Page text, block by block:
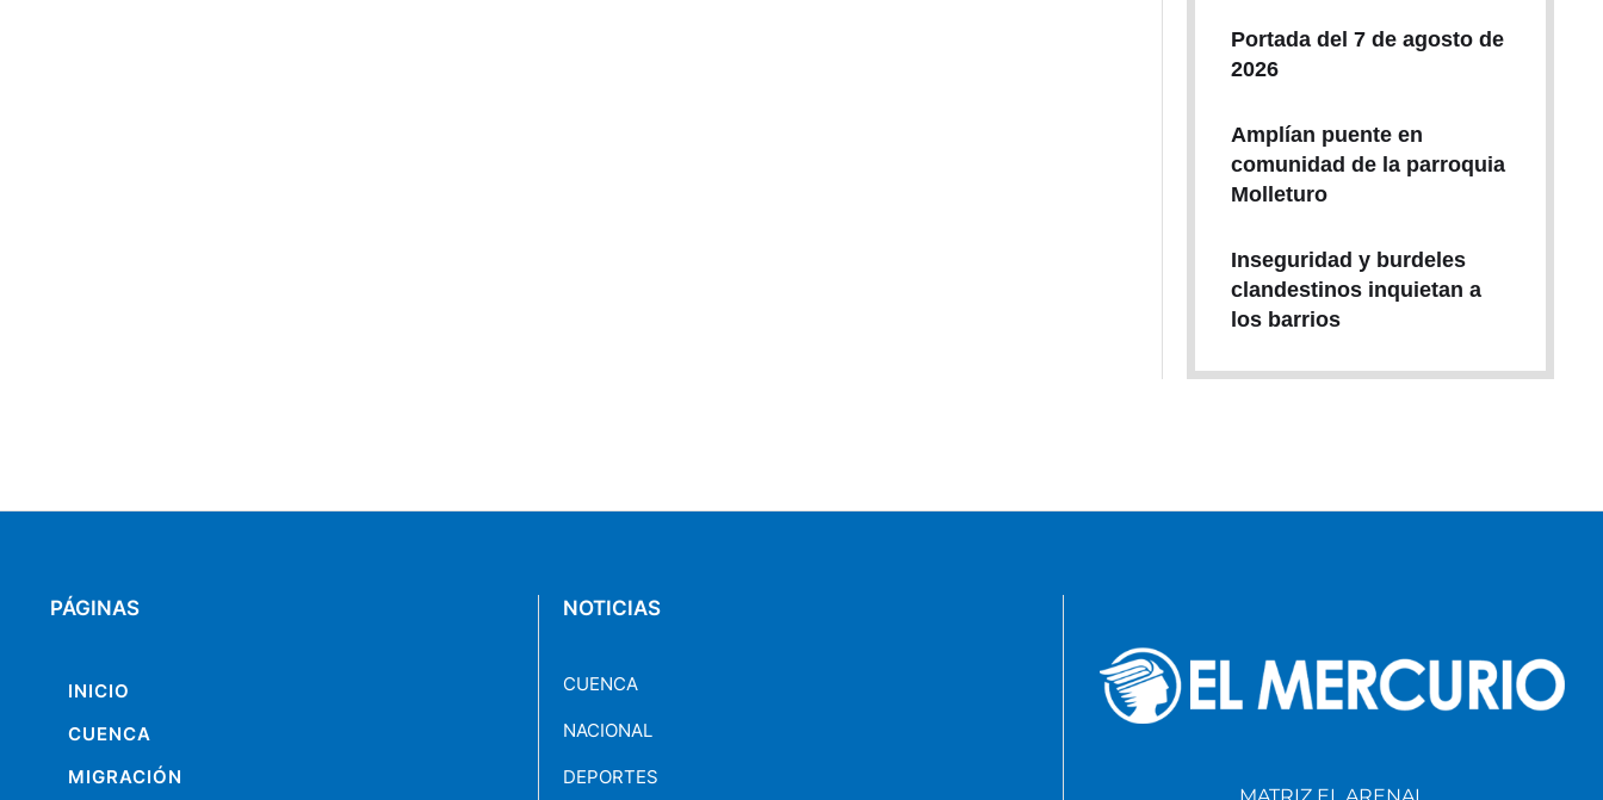
Portada del 7 de agosto de
2026
Amplían puente en
comunidad de la parroquia
Molleturo
Inseguridad y burdeles
clandestinos inquietan a
los barrios
PÁGINAS
INICIO
CUENCA
MIGRACIÓN
NOTICIAS
CUENCA
NACIONAL
DEPORTES